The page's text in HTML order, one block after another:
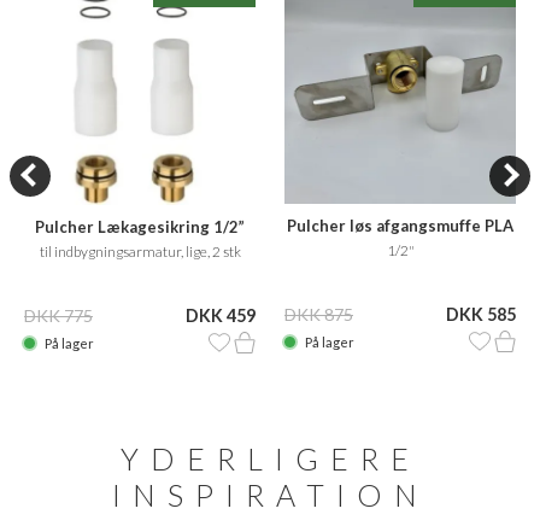
Pulcher Lækagesikring 1/2”
til indbygningsarmatur, lige, 2 stk
DKK 775 DKK 459
På lager
Pulcher løs afgangsmuffe PLA
1/2"
DKK 875 DKK 585
På lager
YDERLIGERE
INSPIRATION